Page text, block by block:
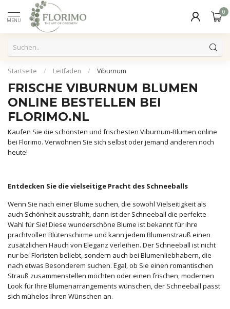
MENU
0
Startseite / Leitfaden / Viburnum
FRISCHE VIBURNUM BLUMEN
ONLINE BESTELLEN BEI
FLORIMO.NL
Kaufen Sie die schönsten und frischesten Viburnum-Blumen online
bei Florimo. Verwöhnen Sie sich selbst oder jemand anderen noch
heute!
Entdecken Sie die vielseitige Pracht des Schneeballs
Wenn Sie nach einer Blume suchen, die sowohl Vielseitigkeit als
auch Schönheit ausstrahlt, dann ist der Schneeball die perfekte
Wahl für Sie! Diese wunderschöne Blume ist bekannt für ihre
prachtvollen Blütenschirme und kann jedem Blumenstrauß einen
zusätzlichen Hauch von Eleganz verleihen. Der Schneeball ist nicht
nur bei Floristen beliebt, sondern auch bei Blumenliebhabern, die
nach etwas Besonderem suchen. Egal, ob Sie einen romantischen
Strauß zusammenstellen möchten oder einen frischen, modernen
Look für Ihre Blumenarrangements wünschen, der Schneeball passt
sich mühelos Ihren Wünschen an.